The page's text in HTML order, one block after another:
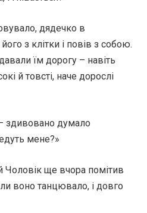
дядечко в
з клітки і повів з собою.
їм дорогу – навіть
й товсті, наче дорослі
здивовано думало
мене?»
ще вчора помітив
воно танцювало, і довго